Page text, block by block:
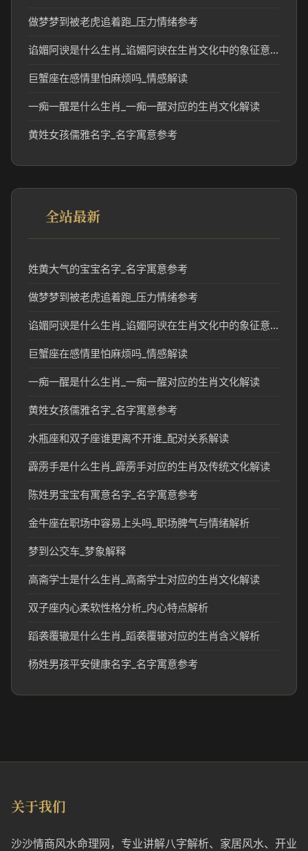
做梦梦到被老虎追着跑_压力情绪参考
谄媚阿谀是什么生肖_谄媚阿谀在生肖文化中的象征意义
巨蟹座在感情里怕麻烦吗_情感解读
一痴一醒是什么生肖_一痴一醒对应的生肖文化解读
黄姓女孩儒雅名字_名字寓意参考
全站最新
姓黄大气的宝宝名字_名字寓意参考
做梦梦到被老虎追着跑_压力情绪参考
谄媚阿谀是什么生肖_谄媚阿谀在生肖文化中的象征意义
巨蟹座在感情里怕麻烦吗_情感解读
一痴一醒是什么生肖_一痴一醒对应的生肖文化解读
黄姓女孩儒雅名字_名字寓意参考
水瓶座和双子座谁更离不开谁_配对关系解读
霹雳手是什么生肖_霹雳手对应的生肖及传统文化解读
陈姓男宝宝有寓意名字_名字寓意参考
金牛座在职场中容易上头吗_职场脾气与情绪解析
梦到公交车_梦象解释
高斋学士是什么生肖_高斋学士对应的生肖文化解读
双子座内心柔软性格分析_内心特点解析
蹈袭覆辙是什么生肖_蹈袭覆辙对应的生肖含义解析
杨姓男孩平安健康名字_名字寓意参考
关于我们
沙沙情商风水命理网，专业讲解八字解析、家居风水、开业